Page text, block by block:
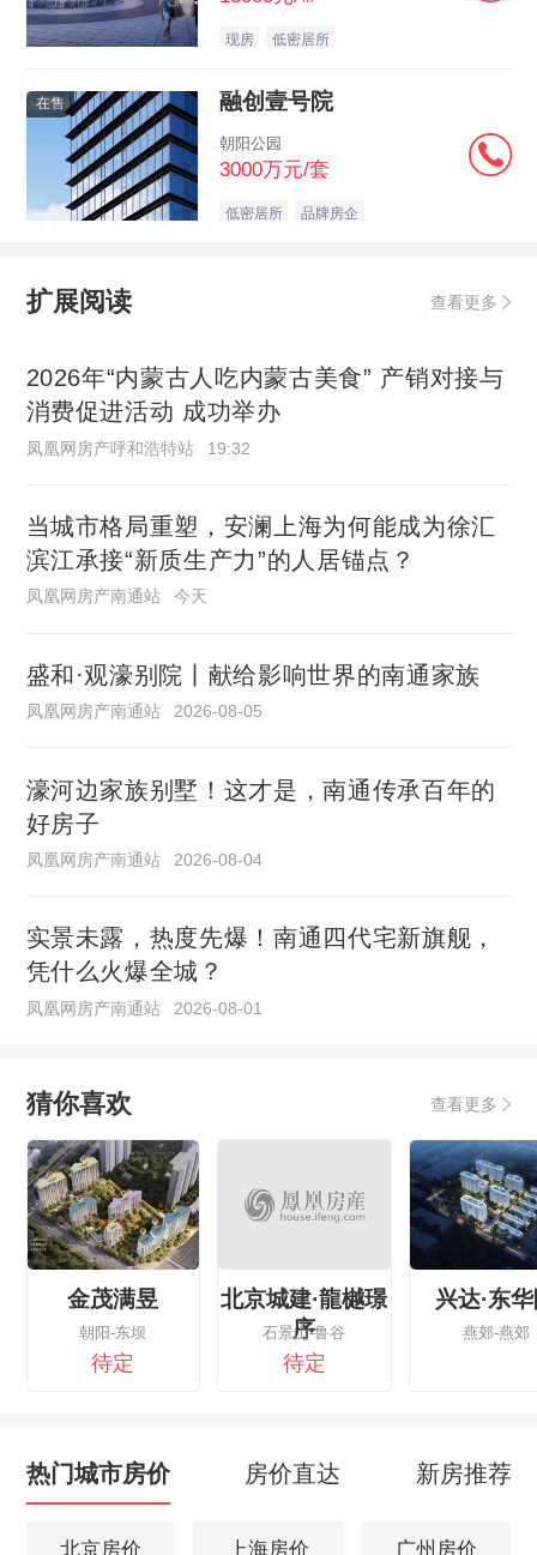
现房 低密居所
在售 融创壹号院
朝阳公园
3000万元/套
低密居所 品牌房企
扩展阅读 查看更多
2026年“内蒙古人吃内蒙古美食” 产销对接与
消费促进活动 成功举办
凤凰网房产呼和浩特站 19:32
当城市格局重塑，安澜上海为何能成为徐汇
滨江承接“新质生产力”的人居锚点？
凤凰网房产南通站 今天
盛和·观濠别院丨献给影响世界的南通家族
凤凰网房产南通站 2026-08-05
濠河边家族别墅！这才是，南通传承百年的
好房子
凤凰网房产南通站 2026-08-04
实景未露，热度先爆！南通四代宅新旗舰，
凭什么火爆全城？
凤凰网房产南通站 2026-08-01
猜你喜欢 查看更多
金茂满昱
朝阳-东坝
待定
北京城建·龍樾璟
序
石景山-鲁谷
待定
兴达·东
燕郊-燕郊
热门城市房价 房价直达 新房推荐
北京房价 上海房价 广州房价